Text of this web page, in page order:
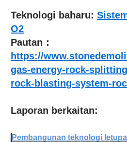
Teknologi baharu:
O2
Pautan：
https://
gas-energy-rock-
rock-blasting-system-
Laporan berkaitan:
Pembangunan teknologi